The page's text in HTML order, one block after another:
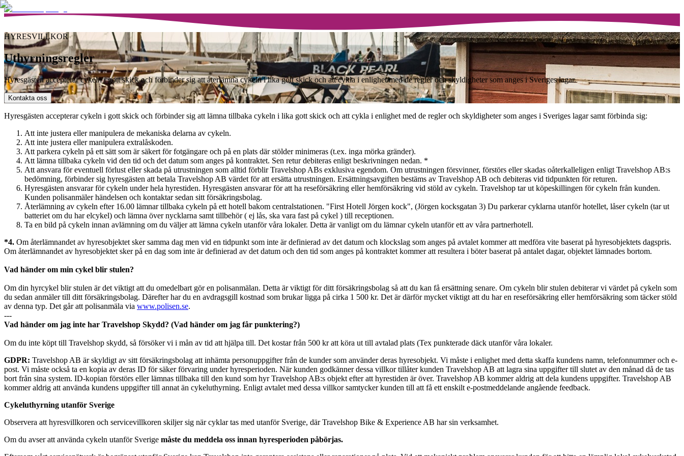
HYRESVILLKOR
Uthyrningsregler
Hyresgästen accepterar cykeln i gott skick och förbinder sig att återlämna cykeln i lika gott skick och att cykla i enlighet med de regler och skyldigheter som anges i Sveriges lagar.
Kontakta oss
Hyresgästen accepterar cykeln i gott skick och förbinder sig att lämna tillbaka cykeln i lika gott skick och att cykla i enlighet med de regler och skyldigheter som anges i Sveriges lagar samt förbinda sig:
Att inte justera eller manipulera de mekaniska delarna av cykeln.
Att inte justera eller manipulera extralåskoden.
Att parkera cykeln på ett sätt som är säkert för fotgängare och på en plats där stölder minimeras (t.ex. inga mörka gränder).
Att lämna tillbaka cykeln vid den tid och det datum som anges på kontraktet. Sen retur debiteras enligt beskrivningen nedan. *
Att ansvara för eventuell förlust eller skada på utrustningen som alltid förblir Travelshop ABs exklusiva egendom. Om utrustningen försvinner, förstörs eller skadas oåterkalleligen enligt Travelshop AB:s
bedömning, förbinder sig hyresgästen att betala Travelshop AB värdet för att ersätta utrustningen. Ersättningsavgiften bestäms av Travelshop AB och debiteras vid tidpunkten för returen.
Hyresgästen ansvarar för cykeln under hela hyrestiden. Hyresgästen ansvarar för att ha reseförsäkring eller hemförsäkring vid stöld av cykeln. Travelshop tar ut köpeskillingen för cykeln från kunden.
Kunden polisanmäler händelsen och kontaktar sedan sitt försäkringsbolag.
Återlämning av cykeln efter 16.00 lämnar tillbaka cykeln på ett hotell bakom centralstationen. "First Hotell Jörgen kock", (Jörgen kocksgatan 3) Du parkerar cyklarna utanför hotellet, låser cykeln (tar ut
batteriet om du har elcykel) och lämna över nycklarna samt tillbehör ( ej lås, ska vara fast på cykel ) till receptionen.
Ta en bild på cykeln innan avlämning om du väljer att lämna cykeln utanför våra lokaler. Detta är vanligt om du lämnar cykeln utanför ett av våra partnerhotell.
*4. Om återlämnandet av hyresobjektet sker samma dag men vid en tidpunkt som inte är definierad av det datum och klockslag som anges på avtalet kommer att medföra vite baserat på hyresobjektets dagspris.
Om återlämnandet av hyresobjektet sker på en dag som inte är definierad av det datum och den tid som anges på kontraktet kommer att resultera i böter baserat på antalet dagar, objektet lämnades bortom.
Vad händer om min cykel blir stulen?
Om din hyrcykel blir stulen är det viktigt att du omedelbart gör en polisanmälan. Detta är viktigt för ditt försäkringsbolag så att du kan få ersättning senare. Om cykeln blir stulen debiterar vi värdet på cykeln som
du sedan anmäler till ditt försäkringsbolag. Därefter har du en avdragsgill kostnad som brukar ligga på cirka 1 500 kr. Det är därför mycket viktigt att du har en reseförsäkring eller hemförsäkring som täcker stöld
av denna typ. Det går att polisanmäla via www.polisen.se.
---
Vad händer om jag inte har Travelshop Skydd? (Vad händer om jag får punktering?)
Om du inte köpt till Travelshop skydd, så försöker vi i mån av tid att hjälpa till. Det kostar från 500 kr att köra ut till avtalad plats (Tex punkterade däck utanför våra lokaler.
GDPR: Travelshop AB är skyldigt av sitt försäkringsbolag att inhämta personuppgifter från de kunder som använder deras hyresobjekt. Vi måste i enlighet med detta skaffa kundens namn, telefonnummer och e-
post. Vi måste också ta en kopia av deras ID för säker förvaring under hyresperioden. När kunden godkänner dessa villkor tillåter kunden Travelshop AB att lagra sina uppgifter till slutet av den månad då de tas
bort från sina system. ID-kopian förstörs eller lämnas tillbaka till den kund som hyr Travelshop AB:s objekt efter att hyrestiden är över. Travelshop AB kommer aldrig att dela kundens uppgifter. Travelshop AB
kommer aldrig att använda kundens uppgifter till annat än cykeluthyrning. Enligt avtalet med dessa villkor samtycker kunden till att få ett enskilt e-postmeddelande angående feedback.
Cykeluthyrning utanför Sverige
Observera att hyresvillkoren och servicevillkoren skiljer sig när cyklar tas med utanför Sverige, där Travelshop Bike & Experience AB har sin verksamhet.
Om du avser att använda cykeln utanför Sverige måste du meddela oss innan hyresperioden påbörjas.